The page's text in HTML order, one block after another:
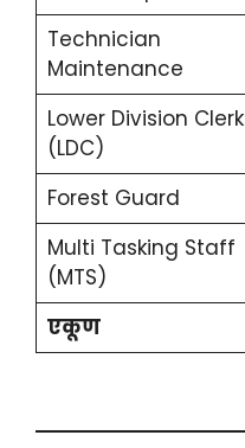
Technician
Maintenance
Lower Division Clerk
(LDC)
Forest Guard
Multi Tasking Staff
(MTS)
एकूण